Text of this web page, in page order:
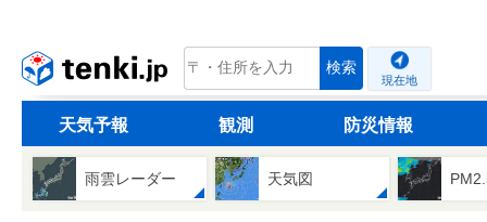
tenki.jp 検索
現在地
天気予報 観測 防災情報
雨雲レーダー 天気図